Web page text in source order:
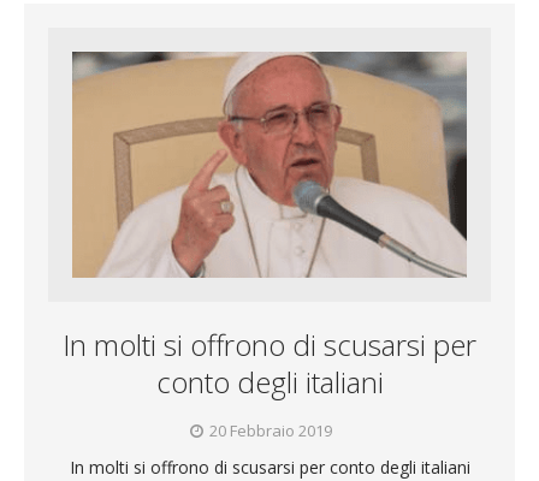
In molti si offrono di scusarsi per
conto degli italiani
20 Febbraio 2019
In molti si offrono di scusarsi per conto degli italiani